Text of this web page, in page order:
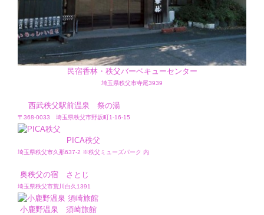
民宿香林・秩父バーベキューセンター
埼玉県秩父市寺尾3939
西武秩父駅前温泉 祭の湯
〒368-0033 埼玉県秩父市野坂町1-16-15
PICA秩父
埼玉県秩父市久那637-2 ※秩父ミューズパーク 内
奥秩父の宿 さとじ
埼玉県秩父市荒川白久1391
小鹿野温泉 須崎旅館